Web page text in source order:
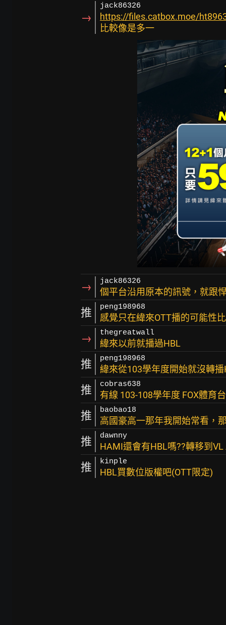
→
jack86326
https://files.catbox.moe/
比較像是多一
→ jack86326
個平台沿用原本的訊號，就跟
推 peng198968
感覺只在緯來OTT播的可能性
→ thegreatwall
緯來以前就播過HBL
推 peng198968
緯來從103學年度開始就沒轉
推 cobras638
有線 103-108學年度 FOX體育
推 baobao18
高國豪高一那年我開始常看，
推 dawnny
HAMI還會有HBL嗎??轉移到VL
推 kinple
HBL買數位版權吧(OTT限定)